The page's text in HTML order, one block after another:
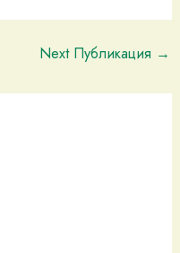
Next Публикация →